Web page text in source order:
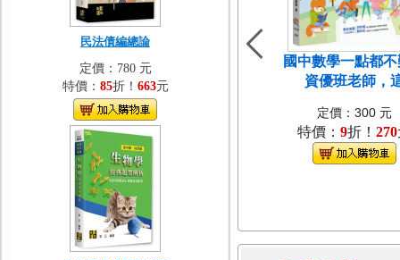
民法債編總論
定價：780 元
特價： 85折！ 663元
國中數學一點都
資優班老師，
定價：300 元
特價： 9折！ 270